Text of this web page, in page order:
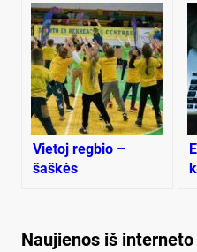
Vietoj regbio –
šaškės
Naujienos iš interneto